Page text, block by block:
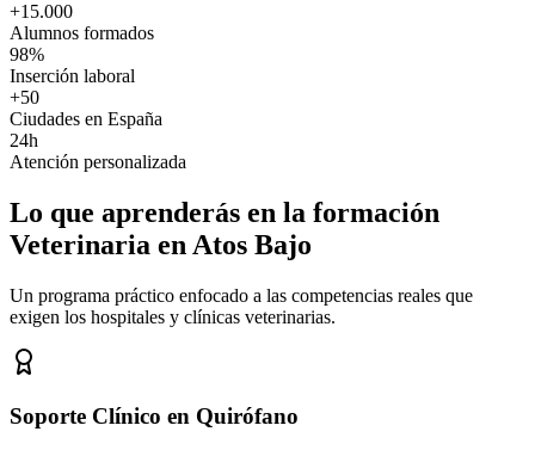
+15.000
Alumnos formados
98%
Inserción laboral
+50
Ciudades en España
24h
Atención personalizada
Lo que aprenderás en la formación
Veterinaria en Atos Bajo
Un programa práctico enfocado a las competencias reales que
exigen los hospitales y clínicas veterinarias.
Soporte Clínico en Quirófano